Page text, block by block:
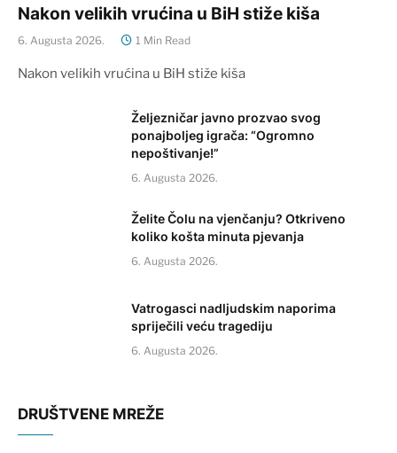
Nakon velikih vrućina u BiH stiže kiša
6. Augusta 2026. 1 Min Read
Nakon velikih vrućina u BiH stiže kiša
Željezničar javno prozvao svog
ponajboljeg igrača: “Ogromno
nepoštivanje!”
6. Augusta 2026.
Želite Čolu na vjenčanju? Otkriveno
koliko košta minuta pjevanja
6. Augusta 2026.
Vatrogasci nadljudskim naporima
spriječili veću tragediju
6. Augusta 2026.
DRUŠTVENE MREŽE